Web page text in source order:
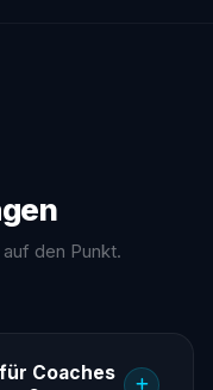
den Punkt.
Coaches